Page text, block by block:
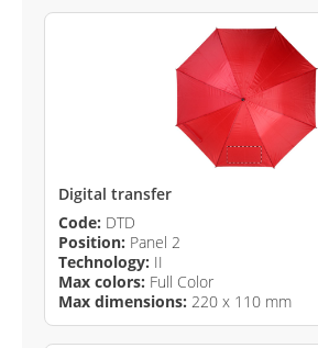
Digital transfer
Code: DTD
Position: Panel 2
Technology: II
Max colors: Full Color
Max dimensions: 220 x 110 mm